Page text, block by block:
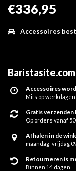
€336,95
Accessoires
Accessoires
Mits op
Gratis verzenden
Op orders vanaf
Afhalen in de
maandag-vrijdag
Retourneren is
Binnen 14 dagen